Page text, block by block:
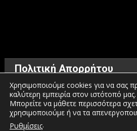
Πολιτική Απορρήτου
Όροι χρήσης
Πολιτική προστασίας προσωπικών
Χρησιμοποιούμε cookies για να σας
καλύτερη εμπειρία στον ιστότοπό μας.
Μπορείτε να μάθετε περισσότερα
χρησιμοποιούμε ή να τα
Ρυθμίσεις.